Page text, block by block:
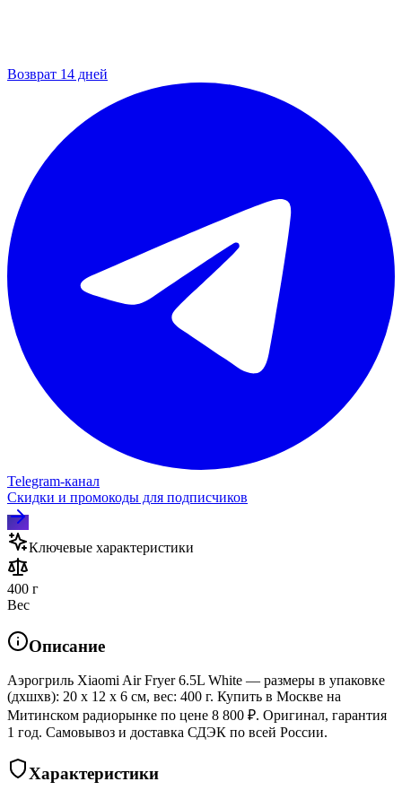
Возврат 14 дней
Telegram‑канал
Скидки и промокоды для подписчиков
Ключевые характеристики
400 г
Вес
Описание
Аэрогриль Xiaomi Air Fryer 6.5L White — размеры в упаковке
(дхшхв): 20 x 12 x 6 см, вес: 400 г. Купить в Москве на
Митинском радиорынке по цене 8 800 ₽. Оригинал, гарантия
1 год. Самовывоз и доставка СДЭК по всей России.
Характеристики